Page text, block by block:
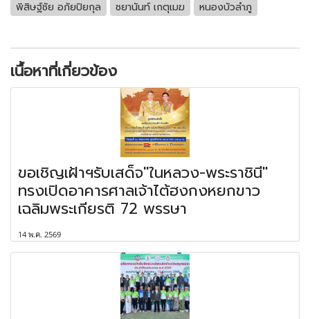
พิสิษฐ์ชัย อภัยปิยกุล
ชยานันท์ เกตุเมฆ หนองบัวลำภู
เนื้อหาที่เกี่ยวข้อง
ขอเชิญเฝ้าฯรับเสด็จ"ในหลวง-พระราชินี"
ทรงเปิดอาคารศาลเจ้าไต้ฮงกงหยกขาว
เฉลิมพระเกียรติ 72 พรรษา
14 พ.ค. 2569